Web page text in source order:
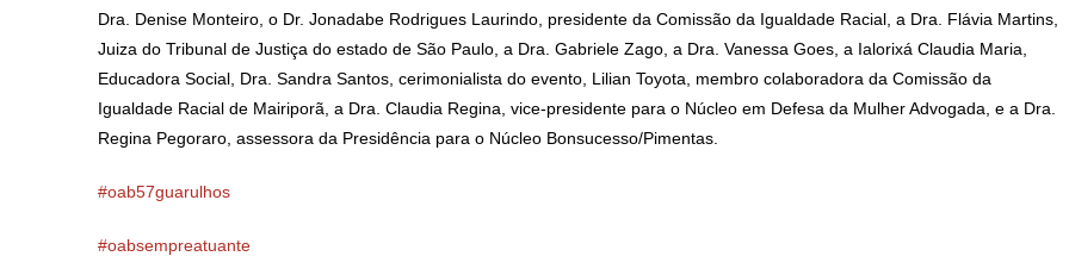
Dra. Denise Monteiro, o Dr. Jonadabe Rodrigues Laurindo, presidente da Comissão da Igualdade Racial, a Dra. Flávia Martins,
Juiza do Tribunal de Justiça do estado de São Paulo, a Dra. Gabriele Zago, a Dra. Vanessa Goes, a Ialorixá Claudia Maria,
Educadora Social, Dra. Sandra Santos, cerimonialista do evento, Lilian Toyota, membro colaboradora da Comissão da
Igualdade Racial de Mairiporã, a Dra. Claudia Regina, vice-presidente para o Núcleo em Defesa da Mulher Advogada, e a Dra.
Regina Pegoraro, assessora da Presidência para o Núcleo Bonsucesso/Pimentas.
#oab57guarulhos
#oabsempreatuante